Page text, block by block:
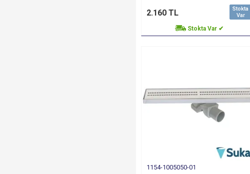
Stokta
Var
2.160 TL
Stokta Var ✔
1154-1005050-01